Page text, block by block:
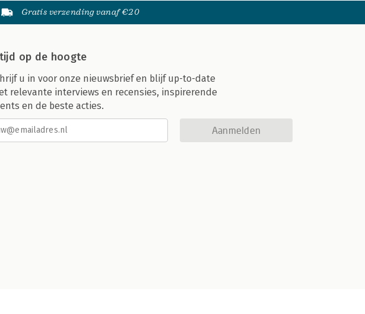
Gratis verzending vanaf €20
op de hoogte
u in voor onze nieuwsbrief en blijf up-to-date
relevante interviews en recensies, inspirerende
en de beste acties.
Aanmelden